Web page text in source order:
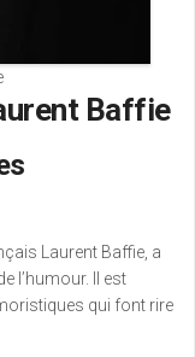
Baffie
Laurent Baffie, a
l’humour. Il est
qui font rire